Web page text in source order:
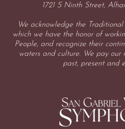
1721 S Ninth Street,
We acknowledge the
which we have the honor of
People, and recognize their
waters and culture. We pay our
past, present and